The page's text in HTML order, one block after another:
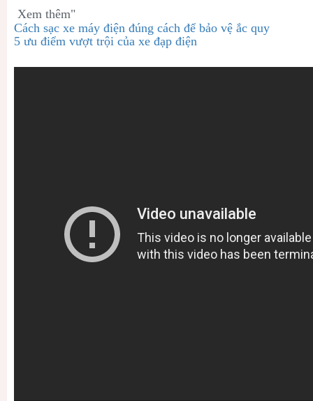
Xem thêm"
Cách sạc xe máy điện đúng cách để bảo vệ ắc quy
5 ưu điểm vượt trội của xe đạp điện